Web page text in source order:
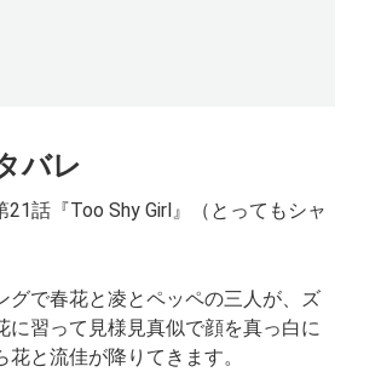
バレ
21話『Too Shy Girl』（とってもシャ
で春花と凌とペッペの三人が、ズ
習って見様見真似で顔を真っ白に
と流佳が降りてきます。